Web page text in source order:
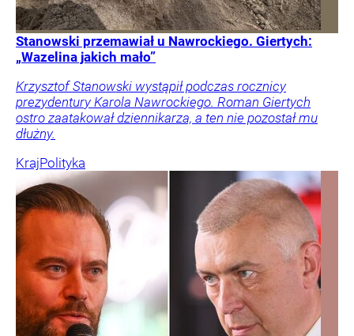
Stanowski przemawiał u Nawrockiego. Giertych:
„Wazelina jakich mało”
Krzysztof Stanowski wystąpił podczas rocznicy
prezydentury Karola Nawrockiego. Roman Giertych
ostro zaatakował dziennikarza, a ten nie pozostał mu
dłużny.
KrajPolityka